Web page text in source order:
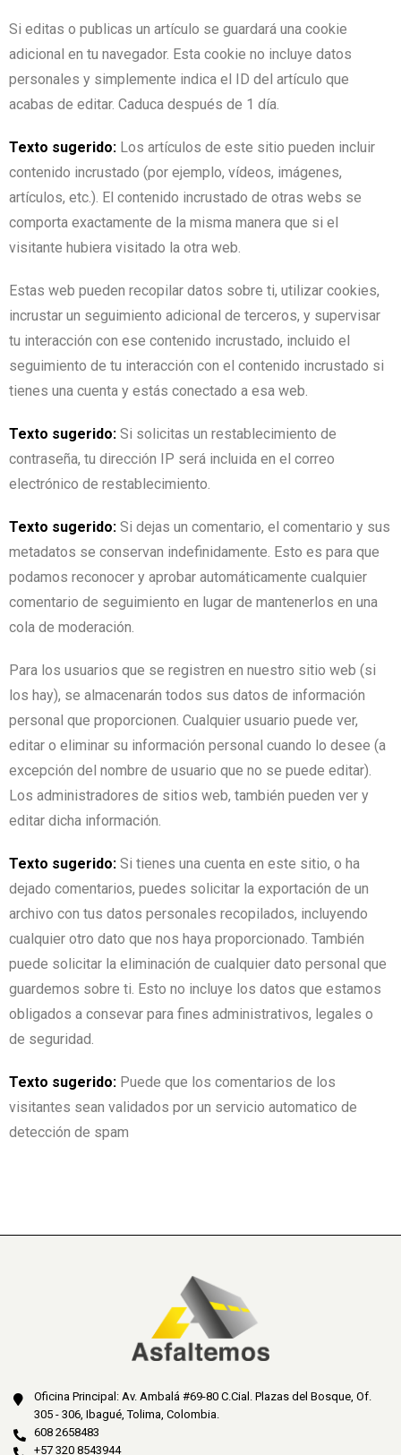
Si editas o publicas un artículo se guardará una cookie
adicional en tu navegador. Esta cookie no incluye datos
personales y simplemente indica el ID del artículo que
acabas de editar. Caduca después de 1 día.
Texto sugerido: Los artículos de este sitio pueden incluir
contenido incrustado (por ejemplo, vídeos, imágenes,
artículos, etc.). El contenido incrustado de otras webs se
comporta exactamente de la misma manera que si el
visitante hubiera visitado la otra web.
Estas web pueden recopilar datos sobre ti, utilizar cookies,
incrustar un seguimiento adicional de terceros, y supervisar
tu interacción con ese contenido incrustado, incluido el
seguimiento de tu interacción con el contenido incrustado si
tienes una cuenta y estás conectado a esa web.
Texto sugerido: Si solicitas un restablecimiento de
contraseña, tu dirección IP será incluida en el correo
electrónico de restablecimiento.
Texto sugerido: Si dejas un comentario, el comentario y sus
metadatos se conservan indefinidamente. Esto es para que
podamos reconocer y aprobar automáticamente cualquier
comentario de seguimiento en lugar de mantenerlos en una
cola de moderación.
Para los usuarios que se registren en nuestro sitio web (si
los hay), se almacenarán todos sus datos de información
personal que proporcionen. Cualquier usuario puede ver,
editar o eliminar su información personal cuando lo desee (a
excepción del nombre de usuario que no se puede editar).
Los administradores de sitios web, también pueden ver y
editar dicha información.
Texto sugerido: Si tienes una cuenta en este sitio, o ha
dejado comentarios, puedes solicitar la exportación de un
archivo con tus datos personales recopilados, incluyendo
cualquier otro dato que nos haya proporcionado. También
puede solicitar la eliminación de cualquier dato personal que
guardemos sobre ti. Esto no incluye los datos que estamos
obligados a consevar para fines administrativos, legales o
de seguridad.
Texto sugerido: Puede que los comentarios de los
visitantes sean validados por un servicio automatico de
detección de spam
Oficina Principal: Av. Ambalá #69-80 C.Cial. Plazas del Bosque, Of.
305 - 306, Ibagué, Tolima, Colombia.
608 2658483
+57 320 8543944